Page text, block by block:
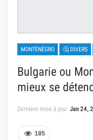
MONTÉNÉGRO 🤔 DIVERS
Bulgarie ou
mieux se
Dernière mise à jour Jan 24,
185